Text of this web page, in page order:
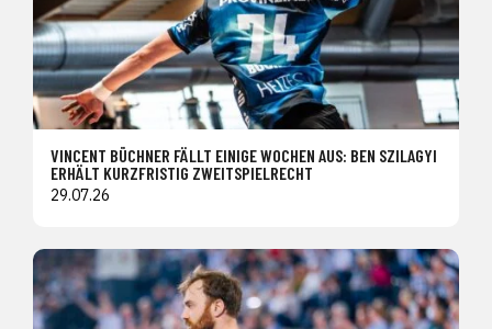
VINCENT BÜCHNER FÄLLT EINIGE WOCHEN AUS: BEN SZILAGYI
ERHÄLT KURZFRISTIG ZWEITSPIELRECHT
29.07.26